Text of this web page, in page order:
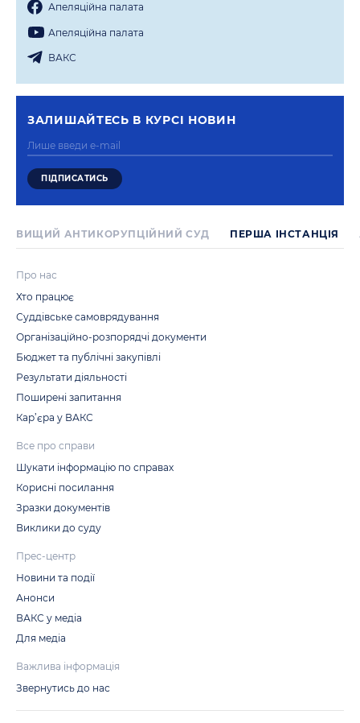
Апеляцiйна палата
Апеляцiйна палата
ВАКС
ЗАЛИШАЙТЕСЬ В КУРСI НОВИН
ВИЩИЙ АНТИКОРУПЦІЙНИЙ СУД ПЕРША IНСТАНЦIЯ
Про нас
Хто працює
Суддівське самоврядування
Організаційно-розпорядчі документи
Бюджет та публічні закупівлі
Результати діяльності
Поширені запитання
Кар’єра у ВАКС
Все про справи
Шукати інформацію по справах
Корисні посилання
Зразки документів
Виклики до суду
Прес-центр
Новини та події
Анонси
ВАКС у медіа
Для медіа
Важлива інформація
Звернутись до нас